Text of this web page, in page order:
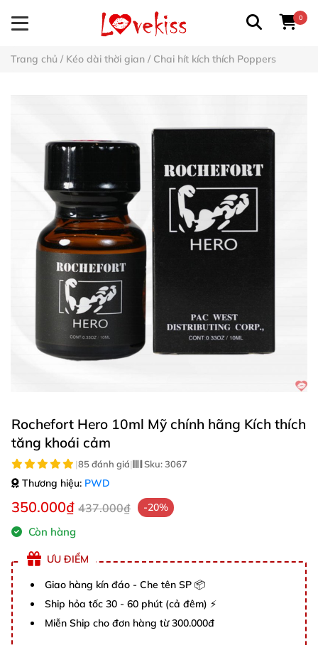
0
Trang chủ / Kéo dài thời gian / Chai hít kích thích Poppers
Rochefort Hero 10ml Mỹ chính hãng Kích thích
tăng khoái cảm
|85 đánh giá| Sku:3067
Thương hiệu: PWD
350.000₫ 437.000₫ -20%
Còn hàng
ƯU ĐIỂM
Giao hàng kín đáo - Che tên SP 📦
Ship hỏa tốc 30 - 60 phút (cả đêm) ⚡
Miễn Ship cho đơn hàng từ 300.000đ